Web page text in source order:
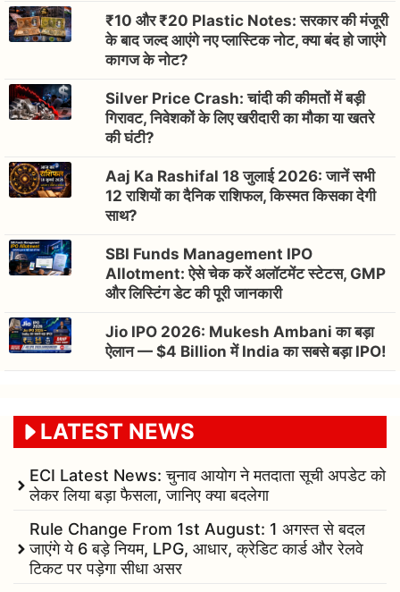
₹10 और ₹20 Plastic Notes: सरकार की मंजूरी
के बाद जल्द आएंगे नए प्लास्टिक नोट, क्या बंद हो जाएंगे
कागज के नोट?
Silver Price Crash: चांदी की कीमतों में बड़ी
गिरावट, निवेशकों के लिए खरीदारी का मौका या खतरे
की घंटी?
Aaj Ka Rashifal 18 जुलाई 2026: जानें सभी
12 राशियों का दैनिक राशिफल, किस्मत किसका देगी
साथ?
SBI Funds Management IPO
Allotment: ऐसे चेक करें अलॉटमेंट स्टेटस, GMP
और लिस्टिंग डेट की पूरी जानकारी
Jio IPO 2026: Mukesh Ambani का बड़ा
ऐलान — $4 Billion में India का सबसे बड़ा IPO!
LATEST NEWS
ECI Latest News: चुनाव आयोग ने मतदाता सूची अपडेट को
लेकर लिया बड़ा फैसला, जानिए क्या बदलेगा
Rule Change From 1st August: 1 अगस्त से बदल
जाएंगे ये 6 बड़े नियम, LPG, आधार, क्रेडिट कार्ड और रेलवे
टिकट पर पड़ेगा सीधा असर